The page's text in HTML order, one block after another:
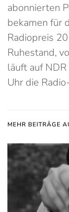
abonnierten
bekamen für
Radiopreis
Ruhestand,
läuft auf
Uhr die
MEHR BEITRÄGE